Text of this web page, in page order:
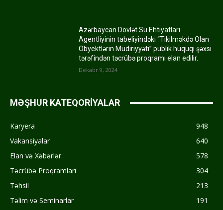
Azərbaycan Dövlət Su Ehtiyatları
Agentliyinin tabeliyindəki “Tikilməkdə Olan
Obyektlərin Müdiriyyəti” publik hüquqi şəxsi
tərəfindən təcrübə proqramı elan edilir.
Dekabr 9, 2024
MƏŞHUR KATEQORİYALAR
Karyera
948
Vakansiyalar
640
Elan və Xəbərlər
578
Təcrübə Proqramları
304
Təhsil
213
Təlim və Seminarlar
191